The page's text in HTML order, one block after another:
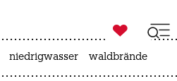

taz zahl ich
niedrigwasser waldbrände